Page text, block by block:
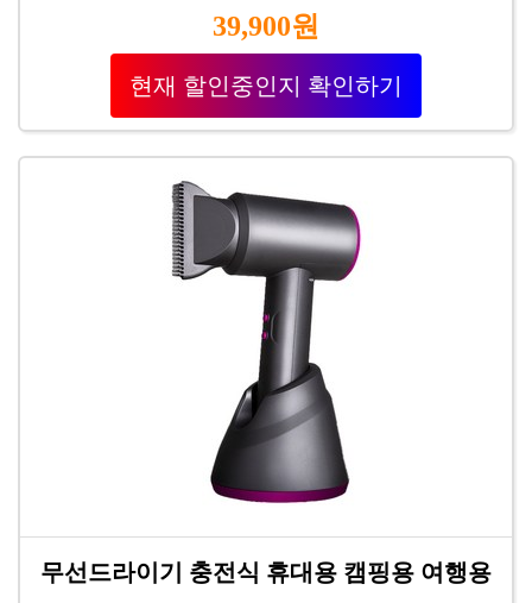
39,900원
현재 할인중인지 확인하기
무선드라이기 충전식 휴대용 캠핑용 여행용